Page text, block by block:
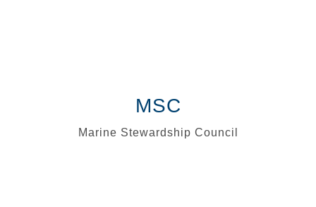
MSC
Marine Stewardship Council